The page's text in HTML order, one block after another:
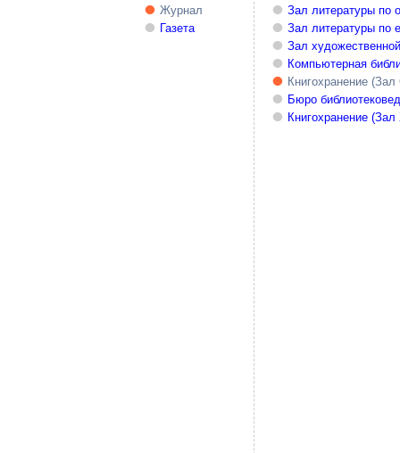
Журнал
Газета
Зал литературы по
Зал литературы по
Зал
Компьютерная
Книгохранение
Бюро
Книгохранение